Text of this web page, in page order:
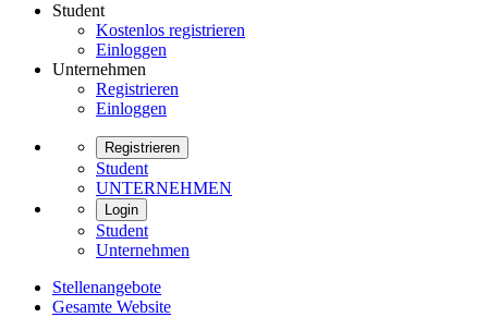
Student
Kostenlos registrieren
Einloggen
Unternehmen
Registrieren
Einloggen
Registrieren
Student
UNTERNEHMEN
Login
Student
Unternehmen
Stellenangebote
Gesamte Website